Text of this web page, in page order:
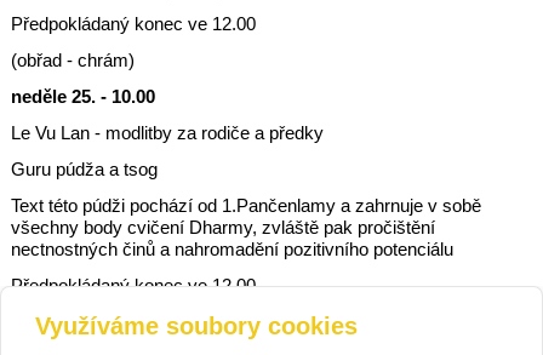
Předpokládaný konec ve 12.00
(obřad - chrám)
neděle 25. - 10.00
Le Vu Lan - modlitby za rodiče a předky
Guru púdža a tsog
Text této púdži pochází od 1.Pančenlamy a zahrnuje v sobě
všechny body cvičení Dharmy, zvláště pak pročištění
nectnostných činů a nahromadění pozitivního potenciálu
Předpokládaný konec ve 12.00
(obřad - chrám)
Využíváme soubory cookies